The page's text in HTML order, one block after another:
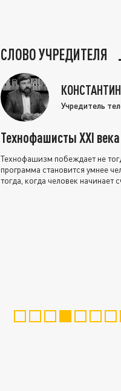
СЛОВО УЧРЕДИТЕЛЯ
Учредитель
Технофашисты XXI века
Технофашизм побеждает не
программа становится умнее
тогда, когда человек начинает